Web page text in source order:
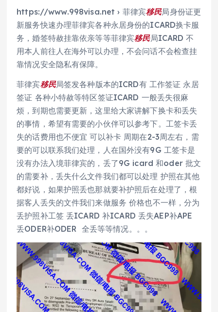
https://www.998visa.net › 菲律宾移民局身份证更
新服务快速办理菲律宾各种永居身份的ICARD换卡服
务，婚签特赦挂靠依亲等等菲律宾移民局ICARD 不
用本人前往人在海外可以办理，不会问话不会检查挂
靠情况安全隐私有保障。
菲律宾移民局签发各种版本的ICRD有 工作签证 永居
签证 各种小特赦等特区签证ICARD 一般丢失很麻
烦，到期也需要更新，这里给大家讲解下换卡和丢失
的事情，希望有需要的小伙伴可以参考下。工签卡丢
失的话费用也不便宜 可以补卡 周期在2-3周左右，需
要的可以联系我们处理，人在国外没有9G 工签卡是
没有办法入境菲律宾的，丢了9G icard 和oder 批文
的需要补，丢失什么文件我们都可以处理 护照在其他
都好说，如果护照丢也那就要补护照后在处理了，根
据客人丢失的文件我们来做服务 价格也不一样，分为
丢护照补工签 丢ICARD 补ICARD 丢失AEP补APE
丢ODER补ODER 全丢等等情况。。。